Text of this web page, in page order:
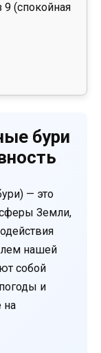
9 (спокойная
бури
— это
Земли,
нашей
собой
и
на